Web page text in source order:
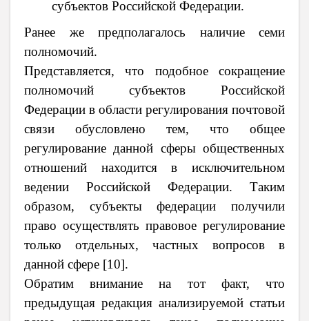
субъектов Российской Федерации.
Ранее же предполагалось наличие семи
полномочий.
Представляется, что подобное сокращение
полномочий субъектов Российской
Федерации в области регулирования почтовой
связи обусловлено тем, что общее
регулирование данной сферы общественных
отношений находится в исключительном
ведении Российской Федерации. Таким
образом, субъекты федерации получили
право осуществлять правовое регулирование
только отдельных, частных вопросов в
данной сферe [10].
Обратим внимание на тот факт, что
предыдущая редакция анализируемой статьи